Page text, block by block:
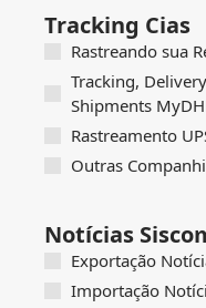
Tracking Cias
Rastreando sua
Tracking,
Shipments
Rastreamento
Outras
Notícias
Exportação
Importação